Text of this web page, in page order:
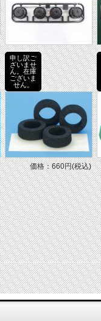
申し訳ご
ざいませ
ん。在庫
ございま
せん。
価格：660円(税込)